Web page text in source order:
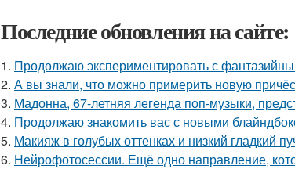
Последние обновления на сайте:
1. Продолжаю экспериментировать с
2. А вы знали, что можно примерить новую
3. Мадонна, 67-летняя легенда поп-музыки,
4. Продолжаю знакомить вас с новыми
5. Макияж в голубых оттенках и низкий гладкий
6. Нейрофотосессии. Ещё одно направление,